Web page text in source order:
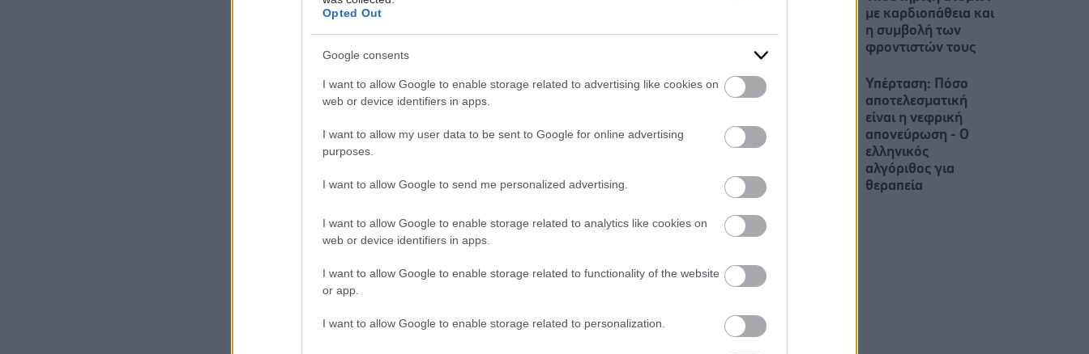
Opted Out
Google consents
I want to allow Google to enable storage related to advertising like cookies on
web or device identifiers in apps.
I want to allow my user data to be sent to Google for online advertising
purposes.
I want to allow Google to send me personalized advertising.
I want to allow Google to enable storage related to analytics like cookies on
web or device identifiers in apps.
I want to allow Google to enable storage related to functionality of the website
or app.
I want to allow Google to enable storage related to personalization.
Ο David Goff, δήλωσε ότι η μελέτη δίνει ισχυρές ενδείξεις για
την ενσωμάτωση της μαγνητικής τομογραφίας καρδιάς και
την πάθηση.
Πηγές:
JAMA.
Προσθέστε το iatronet.gr στο Discover
Διαταραχή μετατραυματικού στρες: Ουσία της ιατρικής
με καρδιοπάθεια και
η συμβολή των
φροντιστών τους
Υπέρταση: Πόσο
αποτελεσματική
είναι η νεφρική
απονεύρωση - Ο
ελληνικός
αλγόριθος για
θεραπεία